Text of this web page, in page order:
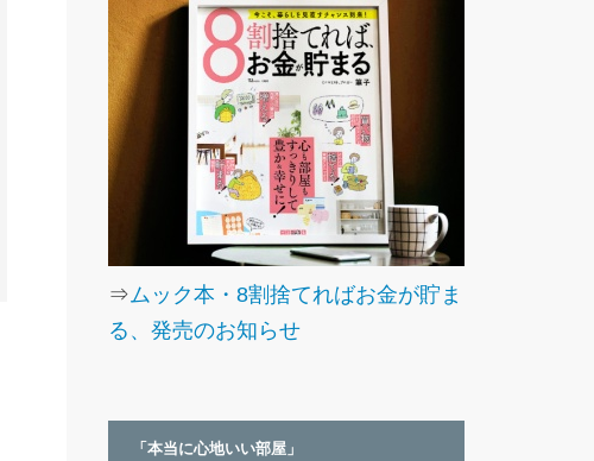
⇒ムック本・8割捨てればお金が貯ま
る、発売のお知らせ
「本当に心地いい部屋」